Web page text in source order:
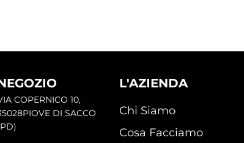
COPERNICO 10,
DI SACCO
L'AZIENDA
Chi Siamo
Cosa Facciamo